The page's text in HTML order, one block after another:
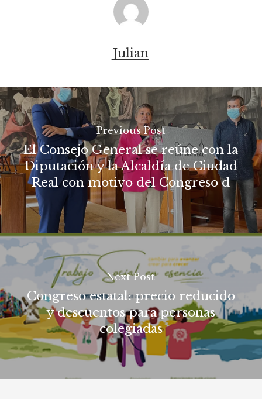
Julian
Previous Post
El Consejo General se reúne con la
Diputación y la Alcaldía de Ciudad
Real con motivo del Congreso d
Next Post
Congreso estatal: precio reducido
y descuentos para personas
colegiadas